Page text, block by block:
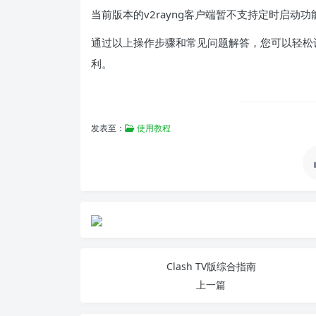
当前版本的v2rayng客户端暂不支持定时启动
通过以上操作步骤和常见问题解答，您可以轻
利。
发表至： 使用教程
Clash TV版综合指南
上一篇